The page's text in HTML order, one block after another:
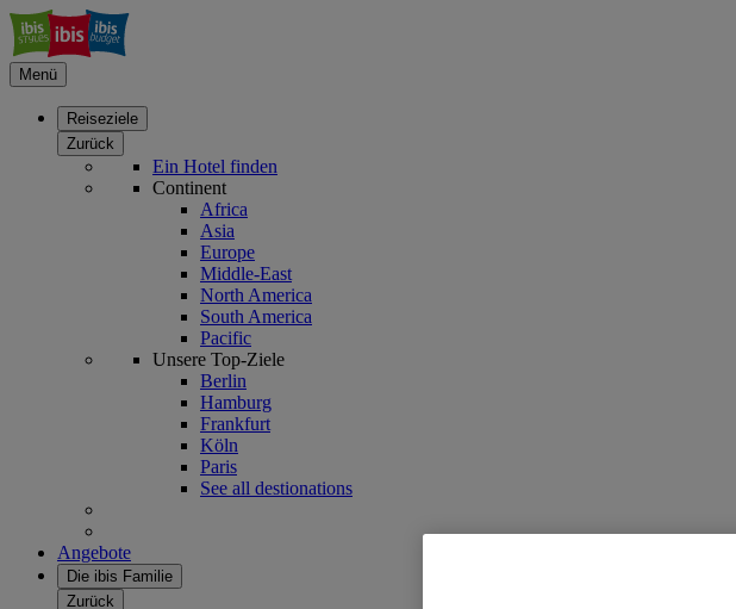
Menü
Reiseziele
Zurück
Ein Hotel finden
Continent
Africa
Asia
Europe
Middle-East
North America
South America
Pacific
Unsere Top-Ziele
Berlin
Hamburg
Frankfurt
Köln
Paris
See all destionations
Angebote
Die ibis Familie
Zurück